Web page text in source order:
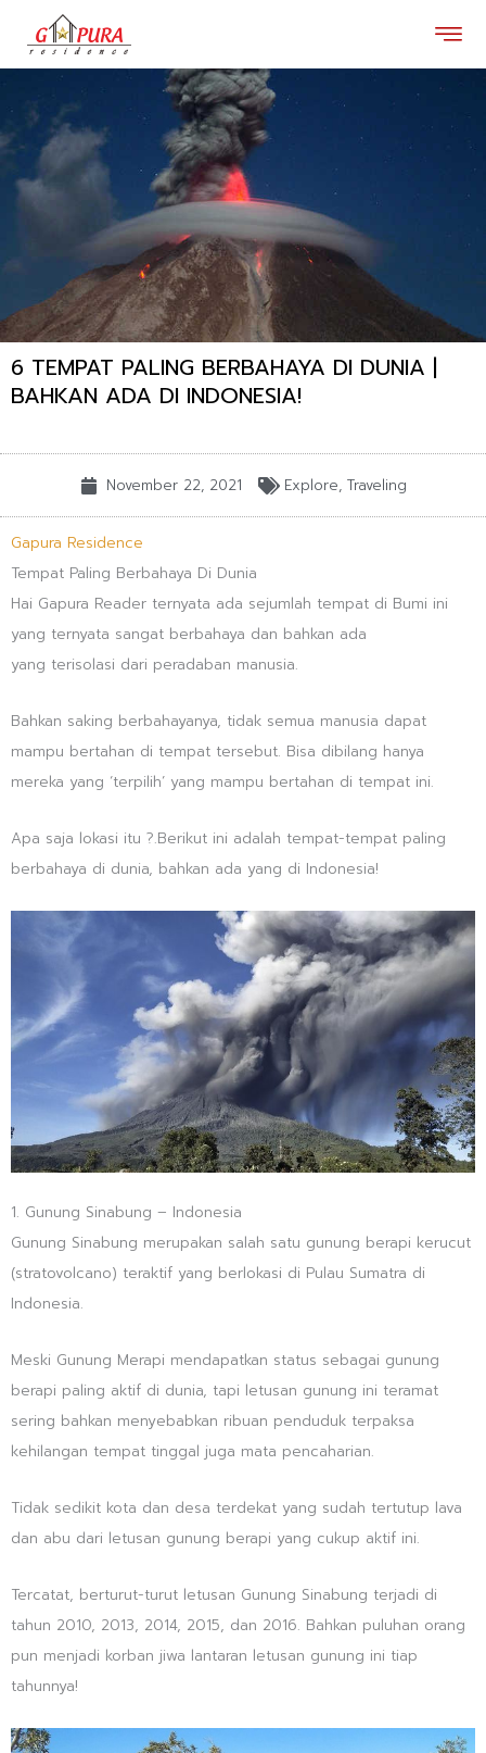
konten
6 TEMPAT PALING BERBAHAYA DI DUNIA |
BAHKAN ADA DI INDONESIA!
November 22, 2021 Explore, Traveling
Gapura Residence
Tempat Paling Berbahaya Di Dunia
Hai Gapura Reader ternyata ada sejumlah tempat di Bumi ini
yang ternyata sangat berbahaya dan bahkan ada
yang terisolasi dari peradaban manusia.
Bahkan saking berbahayanya, tidak semua manusia dapat
mampu bertahan di tempat tersebut. Bisa dibilang hanya
mereka yang ‘terpilih’ yang mampu bertahan di tempat ini.
Apa saja lokasi itu ?.Berikut ini adalah tempat-tempat paling
berbahaya di dunia, bahkan ada yang di Indonesia!
1. Gunung Sinabung – Indonesia
Gunung Sinabung merupakan salah satu gunung berapi kerucut
(stratovolcano) teraktif yang berlokasi di Pulau Sumatra di
Indonesia.
Meski Gunung Merapi mendapatkan status sebagai gunung
berapi paling aktif di dunia, tapi letusan gunung ini teramat
sering bahkan menyebabkan ribuan penduduk terpaksa
kehilangan tempat tinggal juga mata pencaharian.
Tidak sedikit kota dan desa terdekat yang sudah tertutup lava
dan abu dari letusan gunung berapi yang cukup aktif ini.
Tercatat, berturut-turut letusan Gunung Sinabung terjadi di
tahun 2010, 2013, 2014, 2015, dan 2016. Bahkan puluhan orang
pun menjadi korban jiwa lantaran letusan gunung ini tiap
tahunnya!